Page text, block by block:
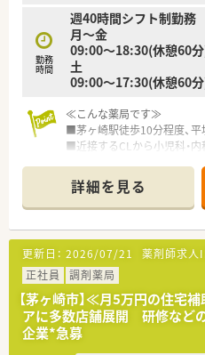
ンスが豊富な環境です。
■現場でのスペシャリストと
部職への道もあります。
■多様な研修制度を通じてス
キャリアを形成できます。
勤務
時間
週40時間シフト制勤務
月～金
09:00～18:30(休憩60
土
09:00～17:30(休憩60
≪こんな薬局です≫
■茅ヶ崎駅徒歩10分程度、
■近接するCLから小児科・
く対応しています
■グループホームの在宅応
■外来だけではなく施設在
リピーター利用が多く、繰
の処方箋をお持ちになります
≪こんな会社です≫
■神奈川県下のドラッグス
■調剤併設店・調剤専門店も
■9割以上が住宅街立地で地
■住宅手当あり（最大月額5万
詳細を見る
更新日： 2026/07/21 薬剤師求人
正社員
調剤薬局
【茅ヶ崎市】≪月5万円の住宅
アに多数店舗展開 研修など
企業*急募